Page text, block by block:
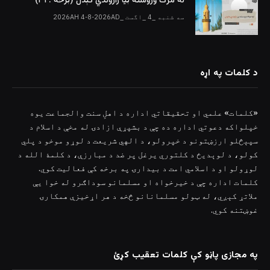
سه شنبه _4 _اگست _2026AH 4-8-2026AD
د کلمات په اړه
«کلمات» علمي او تحقیقاتي اداره د اهلِ سنت والجماعت یوه
خپلواکه دعوتي اداره ده چې د بشپړې ازادۍ له مخې د اسلام د
سپېڅلو ارزښتونو د خپرولو، د الهي شریعت د لوړو موخو د پلي
کولو، د لوېدیځ د کلتوري یرغل پر ضد د مبارزې، د کلمۀ الله د
لوړولو او د اسلامي امت د بیدارۍ په برخه کې فعالیت کوي.
کلمات اداره چې د خیرخواه او مسلمانو سوداګرو له خوا یې
ملاتړ کېږي، له ټولو مسلمانانو څخه د هر اړخیزې همکارۍ
غوښتنه کوي.
په مجازی پاڼو کې کلمات تعقیب کړئ